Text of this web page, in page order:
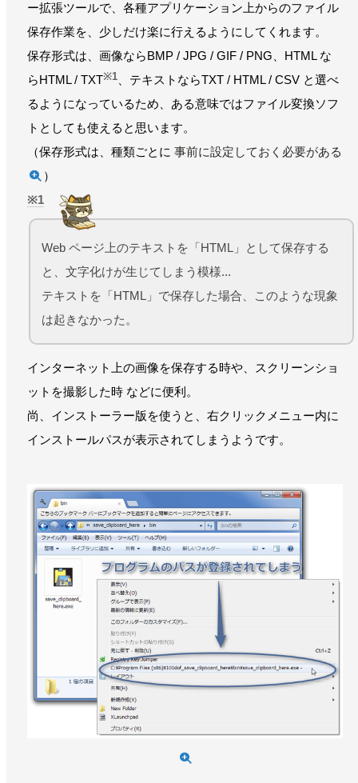
ー拡張ツールで、各種アプリケーション上からのファイル
保存作業を、少しだけ楽に行えるようにしてくれます。
保存形式は、画像ならBMP / JPG / GIF / PNG、HTML な
らHTML / TXT※1 、テキストならTXT / HTML / CSV と選べ
るようになっているため、ある意味ではファイル変換ソフ
トとしても使えると思います。
（保存形式は、種類ごとに 事前に設定しておく必要がある
）
1
Web ページ上のテキストを「HTML」として保存する
と、文字化けが生じてしまう模様...
テキストを「HTML」で保存した場合、このような現象
は起きなかった。
インターネット上の画像を保存する時や、スクリーンショ
ットを撮影した時 などに便利。
尚、インストーラー版を使うと、右クリックメニュー内に
インストールパスが表示されてしまうようです。